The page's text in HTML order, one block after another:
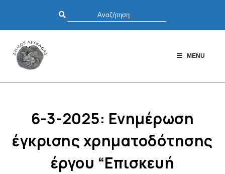
MENU
6-3-2025: Ενημέρωση
έγκρισης χρηματοδότησης
έργου “Επισκευή